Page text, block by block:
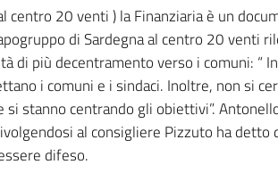
centro 20 venti ) la Finanziaria è un
di Sardegna al centro 20 venti
di più decentramento verso i comuni: “
i comuni e i sindaci. Inoltre, non si
si stanno centrando gli obiettivi”.
al consigliere Pizzuto ha
difeso.